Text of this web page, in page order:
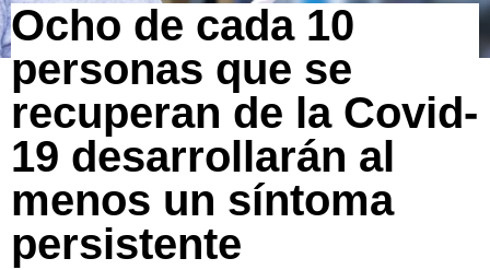
Ocho de cada 10
personas que se
recuperan de la Covid-
19 desarrollarán al
menos un síntoma
persistente